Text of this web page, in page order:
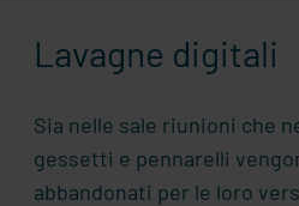
Lavagne digitali
Sia nelle sale riunioni che
gessetti e pennarelli
abbandonati per le loro